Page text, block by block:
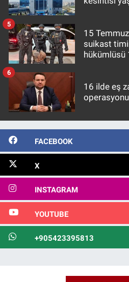
15
suikast
hükümlüsü
5
16 ilde eş
6
FACEBOOK
X
INSTAGRAM
YOUTUBE
+905423395813